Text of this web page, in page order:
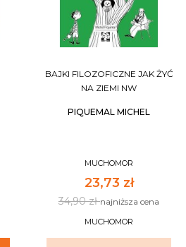
BAJKI FILOZOFICZNE JAK ŻYĆ
NA ZIEMI NW
PIQUEMAL MICHEL
MUCHOMOR
23,73 zł
34,90 złnajniższa cena
MUCHOMOR